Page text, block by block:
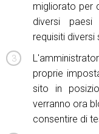
migliorato per
diversi
requisiti
proprie
sito in
verranno ora
consentire di